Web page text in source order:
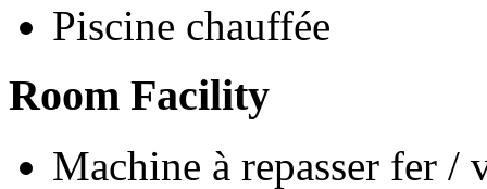
Piscine chauffée
Room Facility
Machine à repasser fer /